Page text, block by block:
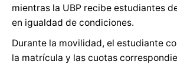
mientras la UBP recibe estudiantes
en igualdad de condiciones.
Durante la movilidad, el estudiante
la matrícula y las cuotas